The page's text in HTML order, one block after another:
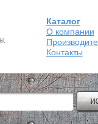
Каталог
О компании
Контакты